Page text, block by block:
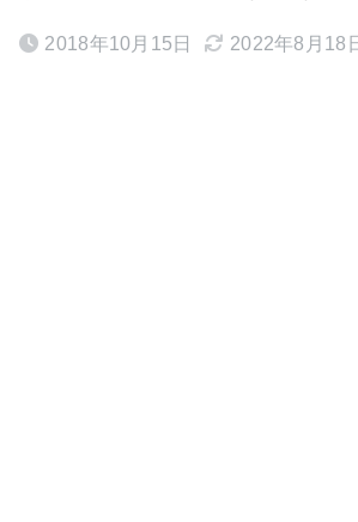
2018年10月15日 2022年8月18